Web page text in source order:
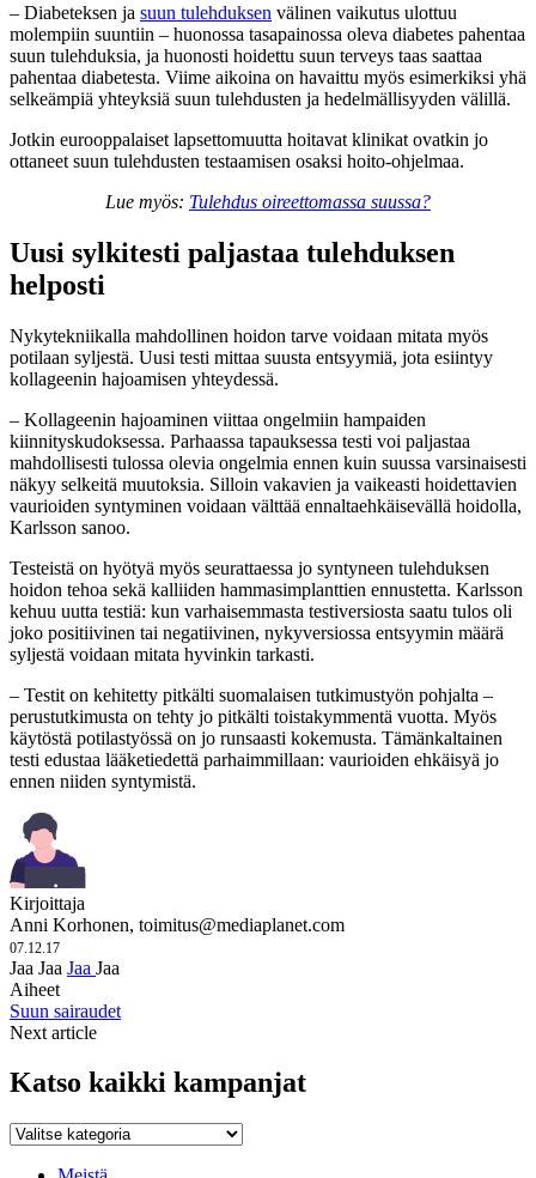
– Diabeteksen ja suun tulehduksen välinen vaikutus ulottuu
molempiin suuntiin – huonossa tasapainossa oleva diabetes pahentaa
suun tulehduksia, ja huonosti hoidettu suun terveys taas saattaa
pahentaa diabetesta. Viime aikoina on havaittu myös esimerkiksi yhä
selkeämpiä yhteyksiä suun tulehdusten ja hedelmällisyyden välillä.
Jotkin eurooppalaiset lapsettomuutta hoitavat klinikat ovatkin jo
ottaneet suun tulehdusten testaamisen osaksi hoito-ohjelmaa.
Lue myös: Tulehdus oireettomassa suussa?
Uusi sylkitesti paljastaa tulehduksen
helposti
Nykytekniikalla mahdollinen hoidon tarve voidaan mitata myös
potilaan syljestä. Uusi testi mittaa suusta entsyymiä, jota esiintyy
kollageenin hajoamisen yhteydessä.
– Kollageenin hajoaminen viittaa ongelmiin hampaiden
kiinnityskudoksessa. Parhaassa tapauksessa testi voi paljastaa
mahdollisesti tulossa olevia ongelmia ennen kuin suussa varsinaisesti
näkyy selkeitä muutoksia. Silloin vakavien ja vaikeasti hoidettavien
vaurioiden syntyminen voidaan välttää ennaltaehkäisevällä hoidolla,
Karlsson sanoo.
Testeistä on hyötyä myös seurattaessa jo syntyneen tulehduksen
hoidon tehoa sekä kalliiden hammasimplanttien ennustetta. Karlsson
kehuu uutta testiä: kun varhaisemmasta testiversiosta saatu tulos oli
joko positiivinen tai negatiivinen, nykyversiossa entsyymin määrä
syljestä voidaan mitata hyvinkin tarkasti.
– Testit on kehitetty pitkälti suomalaisen tutkimustyön pohjalta –
perustutkimusta on tehty jo pitkälti toistakymmentä vuotta. Myös
käytöstä potilastyössä on jo runsaasti kokemusta. Tämänkaltainen
testi edustaa lääketiedettä parhaimmillaan: vaurioiden ehkäisyä jo
ennen niiden syntymistä.
Kirjoittaja
Anni Korhonen, toimitus@mediaplanet.com
07.12.17
Jaa Jaa Jaa Jaa
Aiheet
Suun sairaudet
Next article
Katso kaikki kampanjat
Katso